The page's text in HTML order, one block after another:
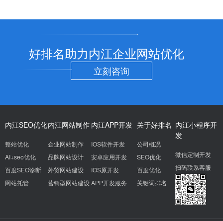
好排名助力内江企业网站优化
立刻咨询
内江SEO优化
整站优化
AI+seo优化
百度SEO诊断
网站托管
内江网站制作
企业网站制作
品牌网站设计
外贸网站建设
营销型网站建设
内江APP开发
IOS软件开发
安卓应用开发
IOS原开发
APP开发服务
关于好排名
公司概况
SEO优化
百度优化
关键词排名
内江小程序开
发
微信定制开发
扫码联系客服